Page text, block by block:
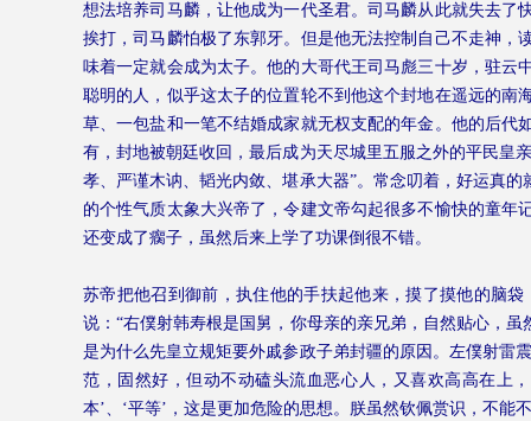
想法培养司马麟，让他成为一代圣君。司马麟从此就失去
挨打，司马麟怕极了东郭牙。但是他无法控制自己不走神
味着一定就会成为太子。他的大哥代王司马彪三十岁，驻
聪明的人，似乎这太子的位置轮不到他这个封地在遥远的
草、一包盐和一笔不结婚成家就无权支配的年金。他的后
有，封地被朝廷收回，最后成为天尽城里五服之外的平民皇
孝、严谨木讷、韬光内敛、堪承大器”。常念叨着，好运真
的个性气质太象大兴帝了，令建文帝勾起很多不愉快的童
还变成了瘸子，虽然后来上学了功课倒很不错。
苏帝把他召到御前，执住他的手扶起他来，摸了摸他的脑
说：“右僕射韩寿根是国舅，你母亲的亲兄弟，自然贴心，
是为什么先皇立规矩要外戚参政子弟封疆的原因。左僕射雷
范，固然好，但动不动磕头流血恶心人，又喜欢高高在上
本’、‘平等’，这是更加危险的思想。朕虽然钦佩赏识，不